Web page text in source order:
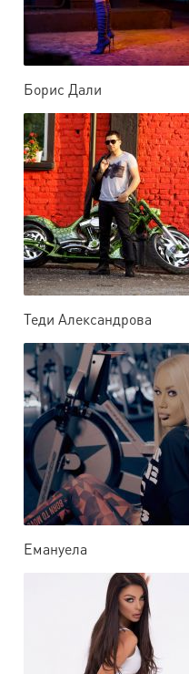
Борис Дали
Теди Александрова
Емануела